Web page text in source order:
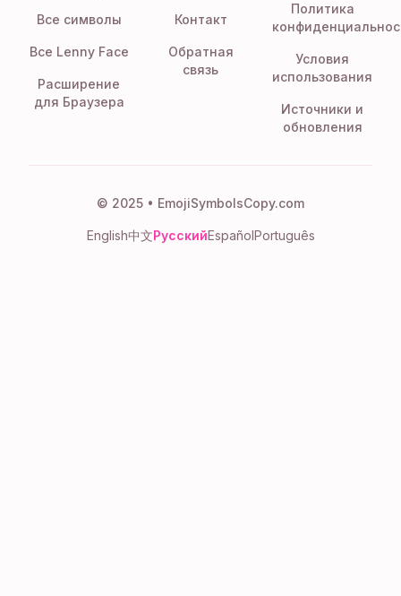
Все символы
Все Lenny Face
Расширение
для Браузера
Контакт
Обратная
связь
Политика
Условия
использования
Источники и
обновления
© 2025 • EmojiSymbolsCopy.com
English中文РусскийEspañolPortuguês